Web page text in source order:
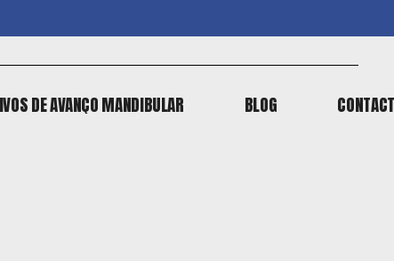
DE AVANÇO MANDIBULAR
BLOG